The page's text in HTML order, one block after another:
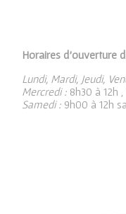
Horaires d’ouverture
Lundi, Mardi, Jeudi,
Mercredi : 8h30 à 12h
Samedi : 9h00 à 12h